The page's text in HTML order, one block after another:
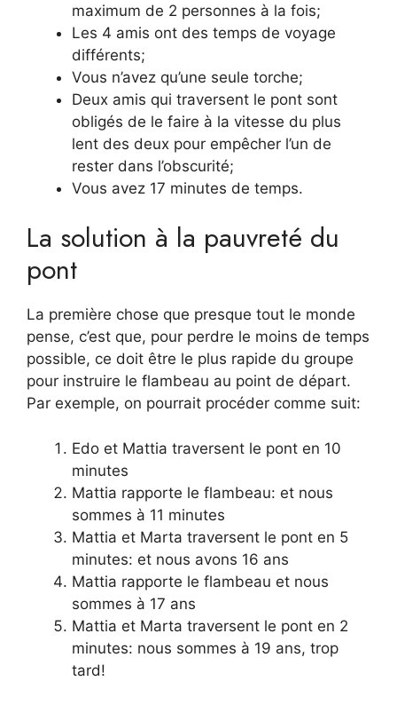
maximum de 2 personnes à la fois;
Les 4 amis ont des temps de voyage
différents;
Vous n’avez qu’une seule torche;
Deux amis qui traversent le pont sont
obligés de le faire à la vitesse du plus
lent des deux pour empêcher l’un de
rester dans l’obscurité;
Vous avez 17 minutes de temps.
La solution à la pauvreté du
pont
La première chose que presque tout le monde
pense, c’est que, pour perdre le moins de temps
possible, ce doit être le plus rapide du groupe
pour instruire le flambeau au point de départ.
Par exemple, on pourrait procéder comme suit:
Edo et Mattia traversent le pont en 10
minutes
Mattia rapporte le flambeau: et nous
sommes à 11 minutes
Mattia et Marta traversent le pont en 5
minutes: et nous avons 16 ans
Mattia rapporte le flambeau et nous
sommes à 17 ans
Mattia et Marta traversent le pont en 2
minutes: nous sommes à 19 ans, trop
tard!